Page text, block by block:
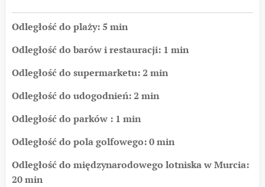
Odległość do plaży: 5 min
Odległość do barów i restauracji: 1 min
Odległość do supermarketu: 2 min
Odległość do udogodnień: 2 min
Odległość do parków : 1 min
Odległość do pola golfowego: 0 min
Odległość do międzynarodowego lotniska w Murcia:
20 min